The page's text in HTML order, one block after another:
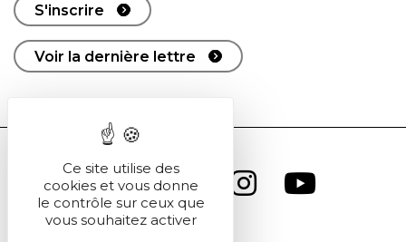
S'inscrire
Voir la dernière lettre
Ce site utilise des
cookies et vous donne
le contrôle sur ceux que
vous souhaitez activer